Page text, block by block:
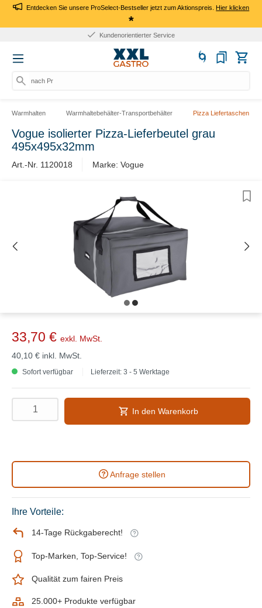
Entdecken Sie unsere ProSelect-Bestseller jetzt zum Aktionspreis.Hier klicken
*
Kundenorientierter Service
nach Pro
Warmhalten Warmhaltebehälter-Transportbehälter Pizza Liefertaschen
Vogue isolierter Pizza-Lieferbeutel grau
495x495x32mm
Art.-Nr. 1120018 Marke: Vogue
33,70 € exkl. MwSt.
40,10 € inkl. MwSt.
Sofort verfügbar Lieferzeit: 3 - 5 Werktage
In den Warenkorb
Anfrage stellen
Ihre Vorteile:
14-Tage Rückgaberecht!
Top-Marken, Top-Service!
Qualität zum fairen Preis
25.000+ Produkte verfügbar